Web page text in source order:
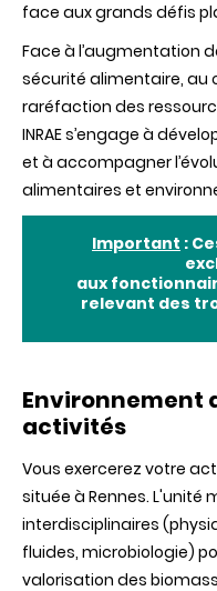
face aux grands défis
Face à l’augmentation
sécurité alimentaire,
raréfaction des
INRAE s’engage à
et à accompagner
alimentaires et
Important :
aux
relevant des
Environnement
activités
Vous exercerez votre
située à Rennes. L'unité
interdisciplinaires
fluides, microbiologie)
valorisation des